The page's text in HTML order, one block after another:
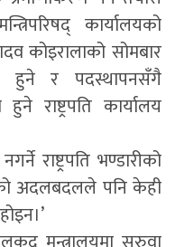
कार्यालयको
कोइरालाको सोमबार
हुने र पदस्थापनसँगै
राष्ट्रपति कार्यालय
राष्ट्रपति भण्डारीको
अदलबदलले पनि केही